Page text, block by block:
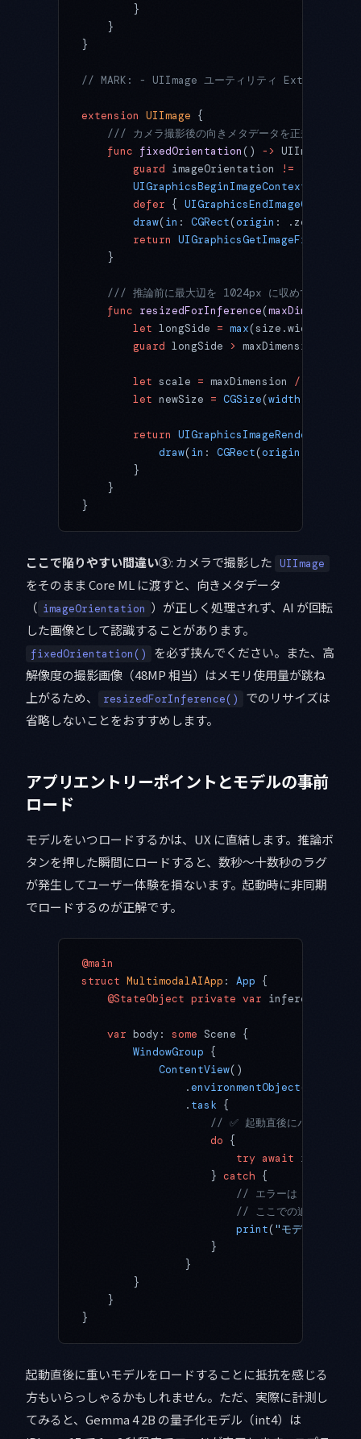
        }
    }
}
// MARK: - UIImage ユーティリティ Extension
extension UIImage {
    /// カメラ撮影後の向きメタデータを正規化する
    func
fixedOrientation() -> UIImage {
        guard
imageOrientation !=
        defer
{ UIGraphicsEndImageContext
        draw
(in : CGRect(origin : .zero,
        return
    }
/// 推論前に最大辺を 1024px に収めてリサイズ
    func
resizedForInference(maxDimension
        let
longSide = max(size.width,
        guard
longSide > maxDimension
        let
scale = maxDimension /
        let
newSize = CGSize(width
        return
UIGraphicsImageRenderer
            draw
(in : CGRect(origin
        }
    }
}
ここで陥りやすい間違い③: カメラで撮影した UIImage
をそのまま Core ML に渡すと、向きメタデータ
（ imageOrientation ）が正しく処理されず、AI が回転
した画像として認識することがあります。
fixedOrientation()
を必ず挟んでください。また、高
解像度の撮影画像（48MP 相当）はメモリ使用量が跳ね
上がるため、
resizedForInference()
でのリサイズは
省略しないことをおすすめします。
アプリエントリーポイントとモデルの事前
ロード
モデルをいつロードするかは、UX に直結します。推論ボ
タンを押した瞬間にロードすると、数秒〜十数秒のラグ
が発生してユーザー体験を損ないます。起動時に非同期
でロードするのが正解です。
@main
struct MultimodalAIApp : App {
    @StateObject
private var
    var
body: some Scene {
        WindowGroup
{
            ContentView
()
                .
environmentObject
                .
task {
// ✅ 起動直後にバックグラウ
                    do
{
                        try
await
                    }
catch {
// エラーは
// ここでの追加処理は不
                        print
("モデルロード
                    }
                }
        }
    }
}
起動直後に重いモデルをロードすることに抵抗を感じる
方もいらっしゃるかもしれません。ただ、実際に計測し
てみると、Gemma 4 2B の量子化モデル（int4）は